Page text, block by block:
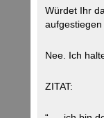
Würdet Ihr
Nee. Ich
ZITAT: